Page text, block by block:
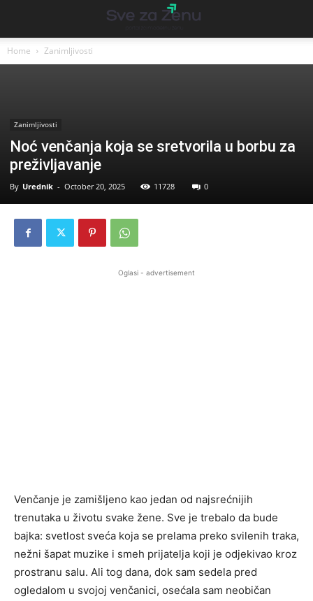
Home Zanimljivosti
Zanimljivosti
Noć venčanja koja se sretvorila u borbu za
preživljavanje
By Urednik - October 20, 2025 11728 0
Oglasi - advertisement
Venčanje je zamišljeno kao jedan od najsrećnijih
trenutaka u životu svake žene. Sve je trebalo da bude
bajka: svetlost sveća koja se prelama preko svilenih traka,
nežni šapat muzike i smeh prijatelja koji je odjekivao kroz
prostranu salu. Ali tog dana, dok sam sedela pred
ogledalom u svojoj venčanici, osećala sam neobičan